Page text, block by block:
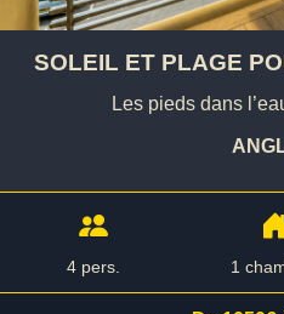
SOLEIL ET PLAGE
Les pieds dans
4 pers. 1